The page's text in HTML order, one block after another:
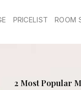
PRICELIST ROOM
2 Most Popular